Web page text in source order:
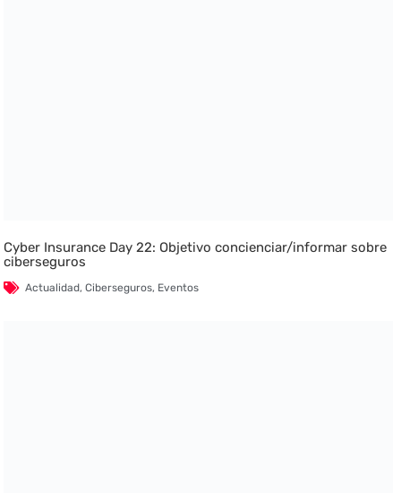
Cyber Insurance Day 22: Objetivo concienciar/informar sobre
ciberseguros
Actualidad,Ciberseguros, Eventos